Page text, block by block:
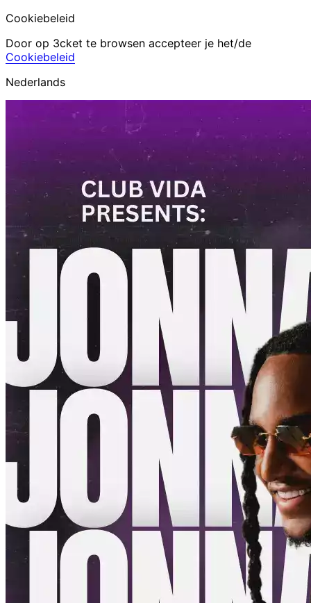
Cookiebeleid
Door op 3cket te browsen accepteer je het/de
Cookiebeleid
Nederlands